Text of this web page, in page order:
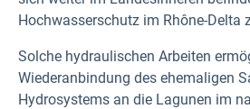
Hochwasserschutz im Rhône-Delta
Solche hydraulischen Arbeiten
Wiederanbindung des ehemaligen
Hydrosystems an die Lagunen im